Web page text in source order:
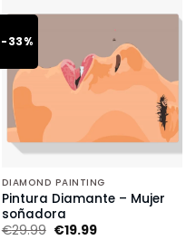
-33%
DIAMOND PAINTING
Pintura Diamante – Mujer
soñadora
€29.99 €19.99